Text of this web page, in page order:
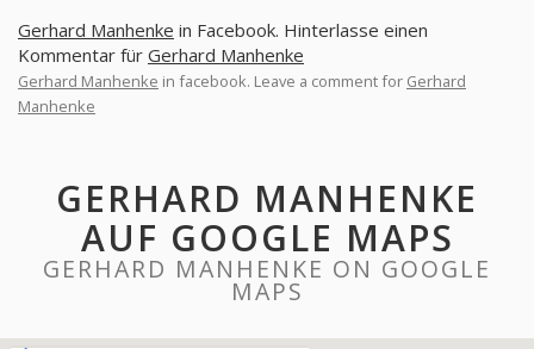
Gerhard Manhenke in Facebook. Hinterlasse einen
Kommentar für Gerhard Manhenke
Gerhard Manhenke in facebook. Leave a comment for Gerhard
Manhenke
GERHARD MANHENKE
AUF GOOGLE MAPS
GERHARD MANHENKE ON GOOGLE
MAPS